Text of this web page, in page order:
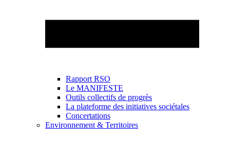
Rapport RSO
Le MANIFESTE
Outils collectifs de progrès
La plateforme des initiatives sociétales
Concertations
Environnement & Territoires